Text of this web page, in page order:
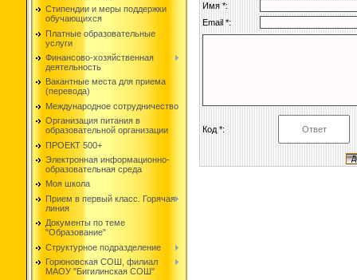
Стипендии и меры поддержки
обучающихся
Платные образовательные
услуги
Финансово-хозяйственная
деятельность
Вакантные места для приема
(перевода)
Международное сотрудничество
Организация питания в
образовательной организации
ПРОЕКТ 500+
Электронная информационно-
образовательная среда
Моя школа
Прием в первый класс. Горячая
линия
Документы по теме
"Образование"
Структурное подразделение
Горюновская СОШ, филиал
МАОУ "Бигилинская СОШ"
Имя *:
Email *:
Код *: